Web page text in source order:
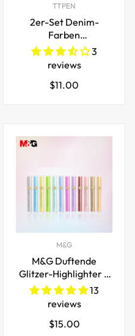
TTPEN
2er-Set Denim-
Farben
Wiederherstellender
Textilstift
Stoffreparatur &
Farbauffrischung
3
reviews
Regulärer
$11.00
M&G
M&G Duftende
Glitzer-Highlighter –
12 Farben,
Axtförmige Spitze
13
reviews
Regulärer
$15.00